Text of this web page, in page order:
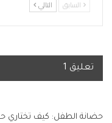
السابق التالي
تعليق 1
حضانة الطفل: كيف تختاري